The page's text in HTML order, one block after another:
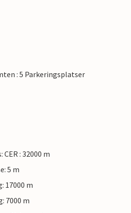
: 5 Parkeringsplatser
: 32000 m
5 m
17000 m
7000 m